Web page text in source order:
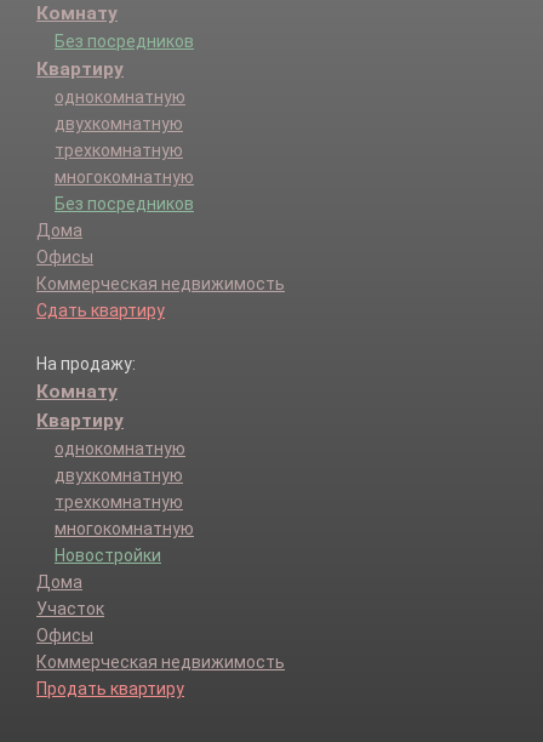
Комнату
Без посредников
Квартиру
однокомнатную
двухкомнатную
трехкомнатную
многокомнатную
Без посредников
Дома
Офисы
Коммерческая недвижимость
Сдать квартиру
На продажу:
Комнату
Квартиру
однокомнатную
двухкомнатную
трехкомнатную
многокомнатную
Новостройки
Дома
Участок
Офисы
Коммерческая недвижимость
Продать квартиру